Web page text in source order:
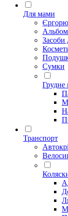
Для мами
Засоби
Сумки
Грудне
Транспорт